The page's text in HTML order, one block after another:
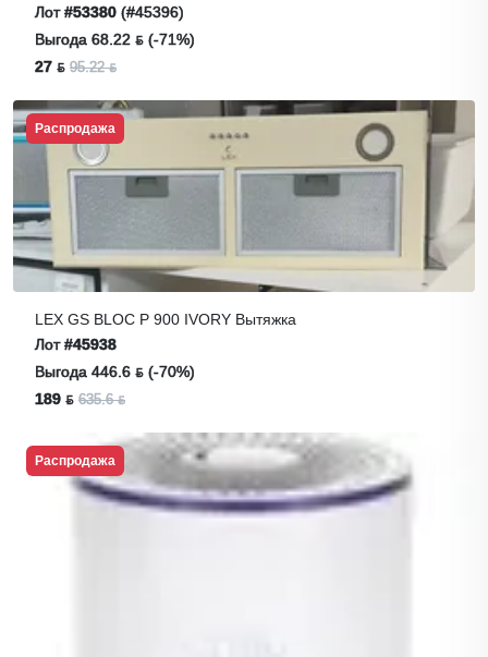
8010 Оранжевый
Лот#53380 (#45396)
Выгода 68.22 ƃ (-71%)
27 ƃ 95.22 ƃ
Распродажа
LEX GS BLOC P 900 IVORY Вытяжка
Лот#45938
Выгода 446.6 ƃ (-70%)
189 ƃ 635.6 ƃ
Распродажа